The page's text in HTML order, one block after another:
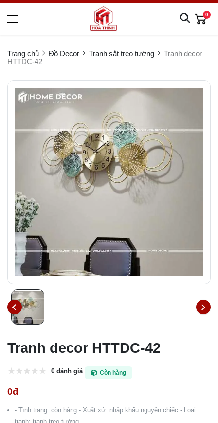
0
Trang chủ Đồ Decor Tranh sắt treo tường
Tranh decor
HTTDC-42
Tranh decor HTTDC-42
0 đánh giá Còn hàng
0đ
- Tình trạng: còn hàng - Xuất xứ: nhập khẩu nguyên chiếc - Loại
tranh: tranh treo tường